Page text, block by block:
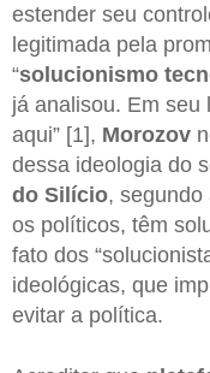
estender seu
legitimada pela
“solucionismo
já analisou. Em seu
aqui” [1], Morozov
dessa ideologia do
do Silício, segundo
os políticos, têm
fato dos
ideológicas, que
evitar a política.